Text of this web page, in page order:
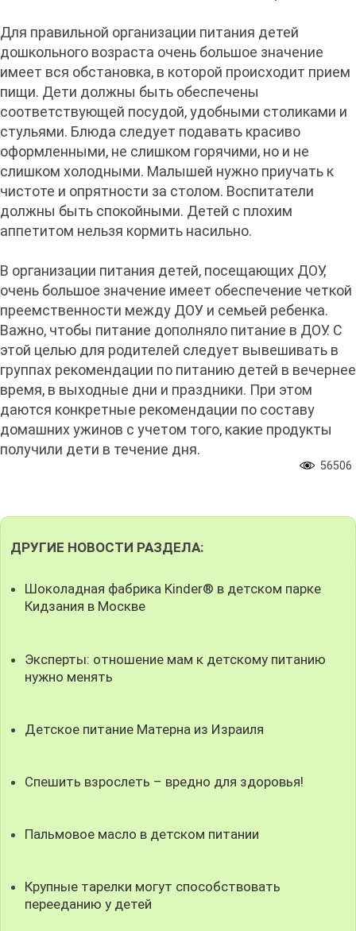
Для правильной организации питания детей
дошкольного возраста очень большое значение
имеет вся обстановка, в которой происходит прием
пищи. Дети должны быть обеспечены
соответствующей посудой, удобными столиками и
стульями. Блюда следует подавать красиво
оформленными, не слишком горячими, но и не
слишком холодными. Малышей нужно приучать к
чистоте и опрятности за столом. Воспитатели
должны быть спокойными. Детей с плохим
аппетитом нельзя кормить насильно.
В организации питания детей, посещающих ДОУ,
очень большое значение имеет обеспечение четкой
преемственности между ДОУ и семьей ребенка.
Важно, чтобы питание дополняло питание в ДОУ. С
этой целью для родителей следует вывешивать в
группах рекомендации по питанию детей в вечернее
время, в выходные дни и праздники. При этом
даются конкретные рекомендации по составу
домашних ужинов с учетом того, какие продукты
получили дети в течение дня.
56506
ДРУГИЕ НОВОСТИ РАЗДЕЛА:
Шоколадная фабрика Kinder® в детском парке
Кидзания в Москве
Эксперты: отношение мам к детскому питанию
нужно менять
Детское питание Матерна из Израиля
Спешить взрослеть – вредно для здоровья!
Пальмовое масло в детском питании
Крупные тарелки могут способствовать
перееданию у детей